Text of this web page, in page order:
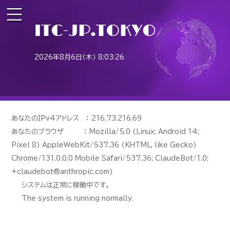
2026年8月6日（木） 8:03:26
システムは正常に稼働中です。
The system is running normally.
あなたのIPv4アドレス ： 216.73.216.69
あなたのブラウザ ： Mozilla/5.0 (Linux; Android 14;
Pixel 8) AppleWebKit/537.36 (KHTML, like Gecko)
Chrome/131.0.0.0 Mobile Safari/537.36; ClaudeBot/1.0;
+claudebot@anthropic.com)